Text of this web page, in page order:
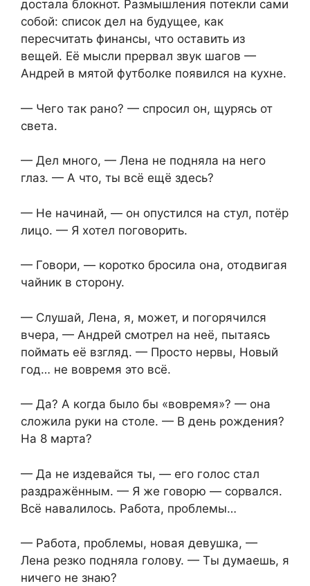
достала блокнот. Размышления потекли сами
собой: список дел на будущее, как
пересчитать финансы, что оставить из
вещей. Её мысли прервал звук шагов —
Андрей в мятой футболке появился на кухне.
— Чего так рано? — спросил он, щурясь от
света.
— Дел много, — Лена не подняла на него
глаз. — А что, ты всё ещё здесь?
— Не начинай, — он опустился на стул, потёр
лицо. — Я хотел поговорить.
— Говори, — коротко бросила она, отодвигая
чайник в сторону.
— Слушай, Лена, я, может, и погорячился
вчера, — Андрей смотрел на неё, пытаясь
поймать её взгляд. — Просто нервы, Новый
год… не вовремя это всё.
— Да? А когда было бы «вовремя»? — она
сложила руки на столе. — В день рождения?
На 8 марта?
— Да не издевайся ты, — его голос стал
раздражённым. — Я же говорю — сорвался.
Всё навалилось. Работа, проблемы…
— Работа, проблемы, новая девушка, —
Лена резко подняла голову. — Ты думаешь, я
ничего не знаю?